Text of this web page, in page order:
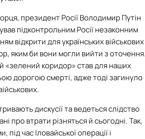
президент Росії Володимир Путін
підконтрольним Росії незаконним
відкрити для українських військових
яким би вони могли вийти з
«зелений коридор» став для наших
дорогою смерті, адже тоді загинуло
дискусії та ведеться слідство
про втрати різняться й сьогодні. Так,
під час Іловайської операції і